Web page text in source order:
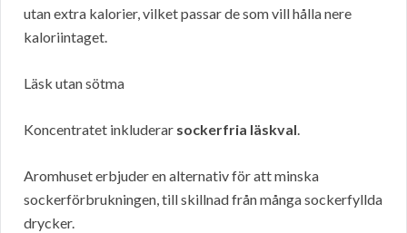
utan extra kalorier, vilket passar de som vill hålla nere
kaloriintaget.
Läsk utan sötma
Koncentratet inkluderar sockerfria läskval.
Aromhuset erbjuder en alternativ för att minska
sockerförbrukningen, till skillnad från många sockerfyllda
drycker.